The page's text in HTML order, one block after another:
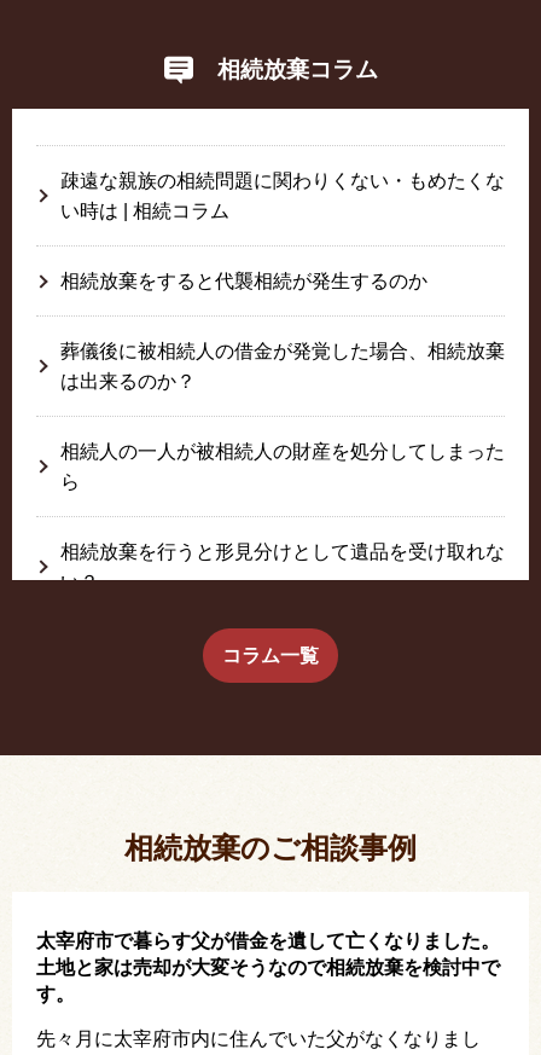
相続放棄コラム
疎遠な親族の相続問題に関わりくない・もめたくな
い時は | 相続コラム
相続放棄をすると代襲相続が発生するのか
葬儀後に被相続人の借金が発覚した場合、相続放棄
は出来るのか？
相続人の一人が被相続人の財産を処分してしまった
ら
相続放棄を行うと形見分けとして遺品を受け取れな
い？
生前に相続放棄すると約束した念書は有効か？
コラム一覧
相続放棄のご相談事例
太宰府市で暮らす父が借金を遺して亡くなりました。
土地と家は売却が大変そうなので相続放棄を検討中で
す。
先々月に太宰府市内に住んでいた父がなくなりまし